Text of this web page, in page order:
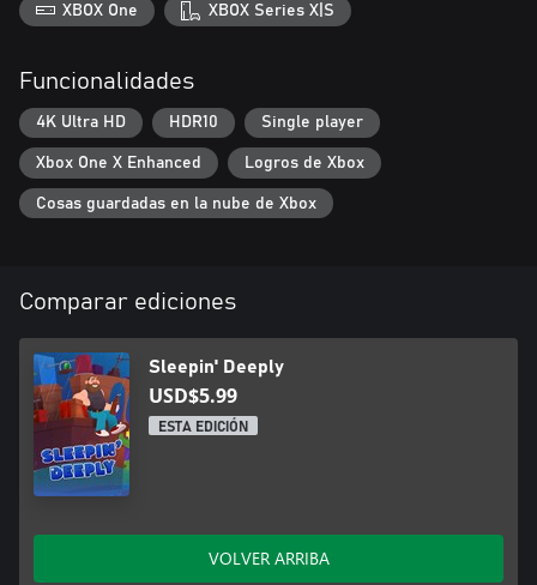
XBOX One XBOX Series X|S
Funcionalidades
4K Ultra HD HDR10 Single player
Xbox One X Enhanced Logros de Xbox
Cosas guardadas en la nube de Xbox
Comparar ediciones
Sleepin' Deeply
USD$5.99
ESTA EDICIÓN
VOLVER ARRIBA